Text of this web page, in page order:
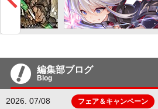
編集部ブログ
Blog
2026. 07/08 フェア＆キャンペーン